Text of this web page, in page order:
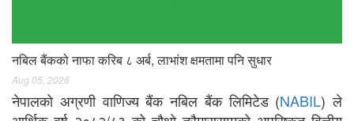
नबिल बैंकको नाफा करिब ८ अर्ब, लाभांश क्षमतामा पनि सुधार
Aug 05, 2026
नेपालको अग्रणी वाणिज्य बैंक नबिल बैंक लिमिटेड (NABIL) ले